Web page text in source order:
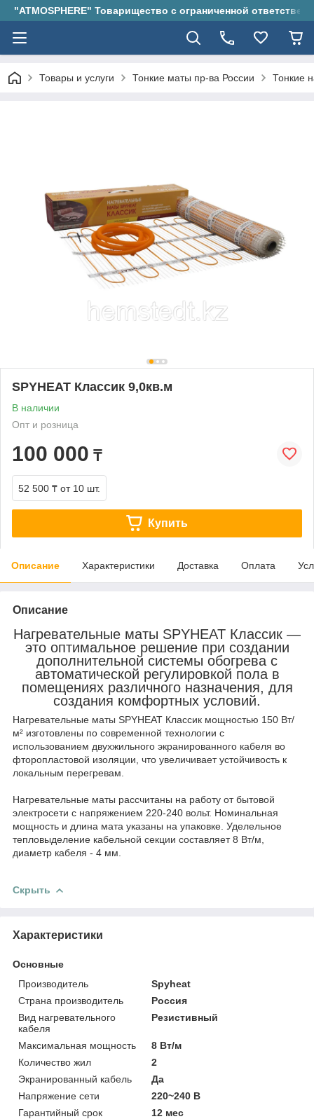
"ATMOSPHERE" Товарищество с ограниченной
Товары и услуги Тонкие маты пр-ва России Тонкие
SPYHEAT Классик 9,0кв.м
В наличии
Опт и розница
100 000 ₸
52 500 ₸ от 10 шт.
Купить
Описание Характеристики Доставка Оплата
Описание
Нагревательные маты SPYHEAT Классик —
это оптимальное решение при создании
дополнительной системы обогрева с
автоматической регулировкой пола в
помещениях различного назначения, для
создания комфортных условий.
Нагревательные маты SPYHEAT Классик мощностью 150 Вт/
м² изготовлены по современной технологии с
использованием двухжильного экранированного кабеля во
фторопластовой изоляции, что увеличивает устойчивость к
локальным перегревам.
Нагревательные маты рассчитаны на работу от бытовой
электросети с напряжением 220-240 вольт. Номинальная
мощность и длина мата указаны на упаковке. Уделельное
тепловыделение кабельной секции составляет 8 Вт/м,
диаметр кабеля - 4 мм.
Скрыть
Характеристики
Основные
Производитель
Spyheat
Страна производитель
Россия
Вид нагревательного
кабеля
Резистивный
Максимальная мощность
8 Вт/м
Количество жил
2
Экранированный кабель
Да
Напряжение сети
220~240 В
Гарантийный срок
12 мес